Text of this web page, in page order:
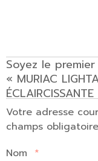
Soyez le
« MURIAC
Votre adresse
champs
Nom *